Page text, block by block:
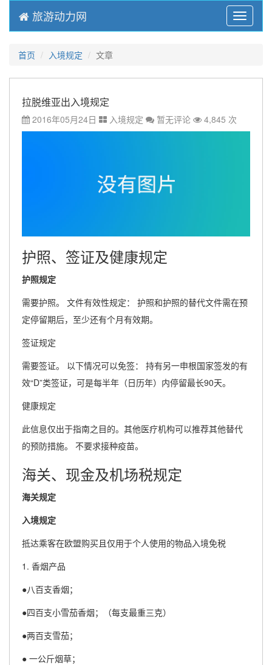
Menu
旅游动力网
首页 入境规定 文章
拉脱维亚出入境规定
2016年05月24日 入境规定 暂无评论 4,845 次
护照、签证及健康规定
护照规定
需要护照。 文件有效性规定： 护照和护照的替代文件需在预
定停留期后，至少还有个月有效期。
签证规定
需要签证。 以下情况可以免签： 持有另一申根国家签发的有
效“D”类签证，可是每半年（日历年）内停留最长90天。
健康规定
此信息仅出于指南之目的。其他医疗机构可以推荐其他替代
的预防措施。 不要求接种疫苗。
海关、现金及机场税规定
海关规定
入境规定
抵达乘客在欧盟购买且仅用于个人使用的物品入境免税
1. 香烟产品
●八百支香烟；
●四百支小雪茄香烟；（每支最重三克）
●两百支雪茄；
● 一公斤烟草；